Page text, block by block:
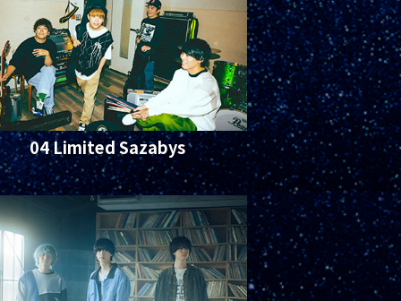
04 Limited Sazabys